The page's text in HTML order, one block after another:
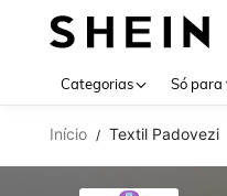
Categorias Só para
Início / Textil Padovezi